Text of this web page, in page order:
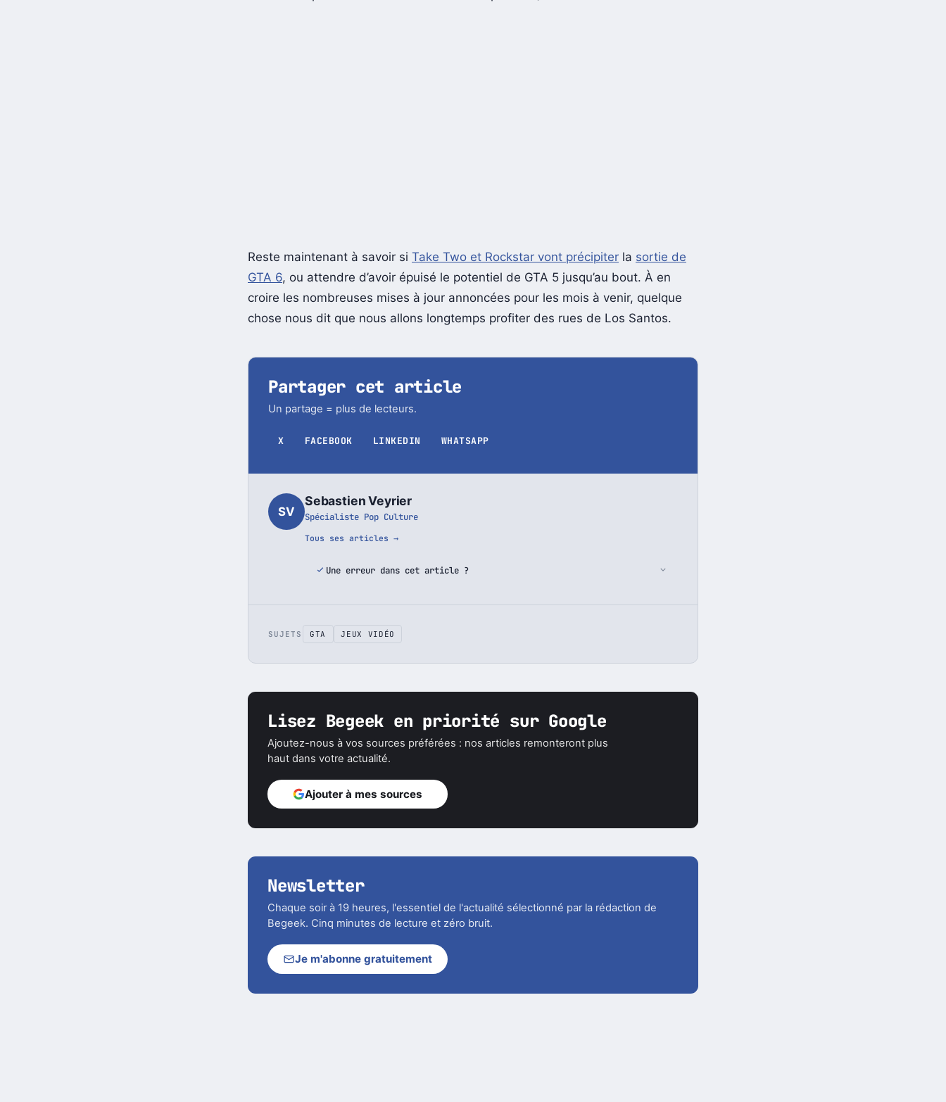
Reste maintenant à savoir siTake Two et Rockstar vont précipiterlasortie de
GTA 6 , ou attendre d’avoir épuisé le potentiel de GTA 5 jusqu’au bout. À en
croire les nombreuses mises à jour annoncées pour les mois à venir, quelque
Partager cet article
Un partage = plus de lecteurs.
Spécialiste Pop Culture
Tous ses articles →
SUJETS GTA JEUX VIDÉO
Lisez Begeek en priorité sur Google
haut dans votre actualité.
Newsletter
Begeek. Cinq minutes de lecture et zéro bruit.